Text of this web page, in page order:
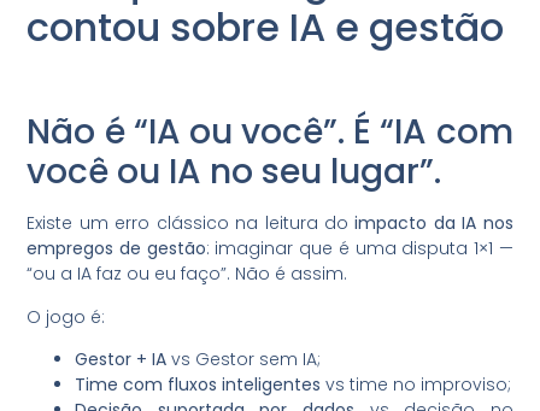
contou sobre IA e gestão
Não é “IA ou você”. É “IA com
você ou IA no seu lugar”.
Existe um erro clássico na leitura doimpacto da IA nos
empregos de gestão: imaginar que é uma disputa 1×1 —
“ou a IA faz ou eu faço”. Não é assim.
O jogo é:
Gestor + IA vs Gestor sem IA;
Time com fluxos inteligentes vs time no improviso;